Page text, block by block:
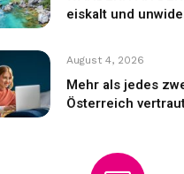
eiskalt und
August 4, 2026
Mehr als jedes
Österreich